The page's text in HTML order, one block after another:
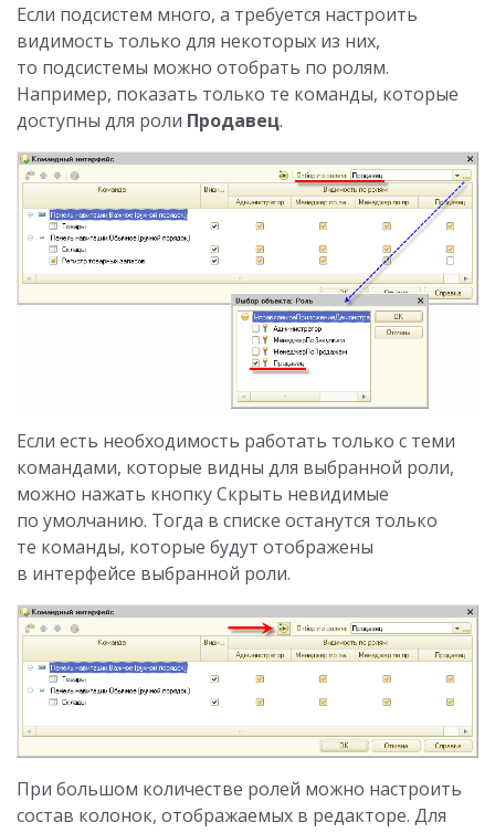
Если подсистем много, а требуется настроить
видимость только для некоторых из них,
то подсистемы можно отобрать по ролям.
Например, показать только те команды, которые
доступны для роли Продавец.
Если есть необходимость работать только с теми
командами, которые видны для выбранной роли,
можно нажать кнопку Скрыть невидимые
по умолчанию. Тогда в списке останутся только
те команды, которые будут отображены
в интерфейсе выбранной роли.
При большом количестве ролей можно настроить
состав колонок, отображаемых в редакторе. Для